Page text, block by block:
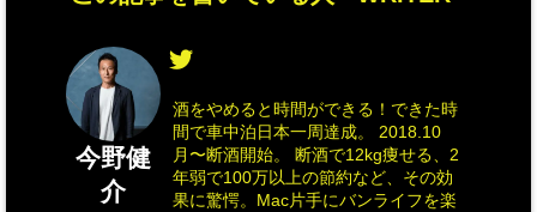
今野健
介
酒をやめると時間ができる！できた時
間で車中泊日本一周達成。 2018.10
月〜断酒開始。 断酒で12kg痩せる、2
年弱で100万以上の節約など、その効
果に驚愕。Mac片手にバンライフを楽